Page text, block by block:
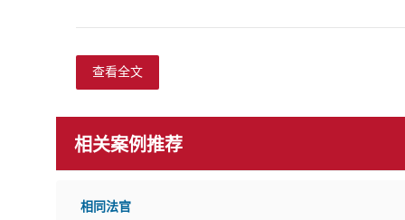
查看全文
相关案例推荐
相同法官